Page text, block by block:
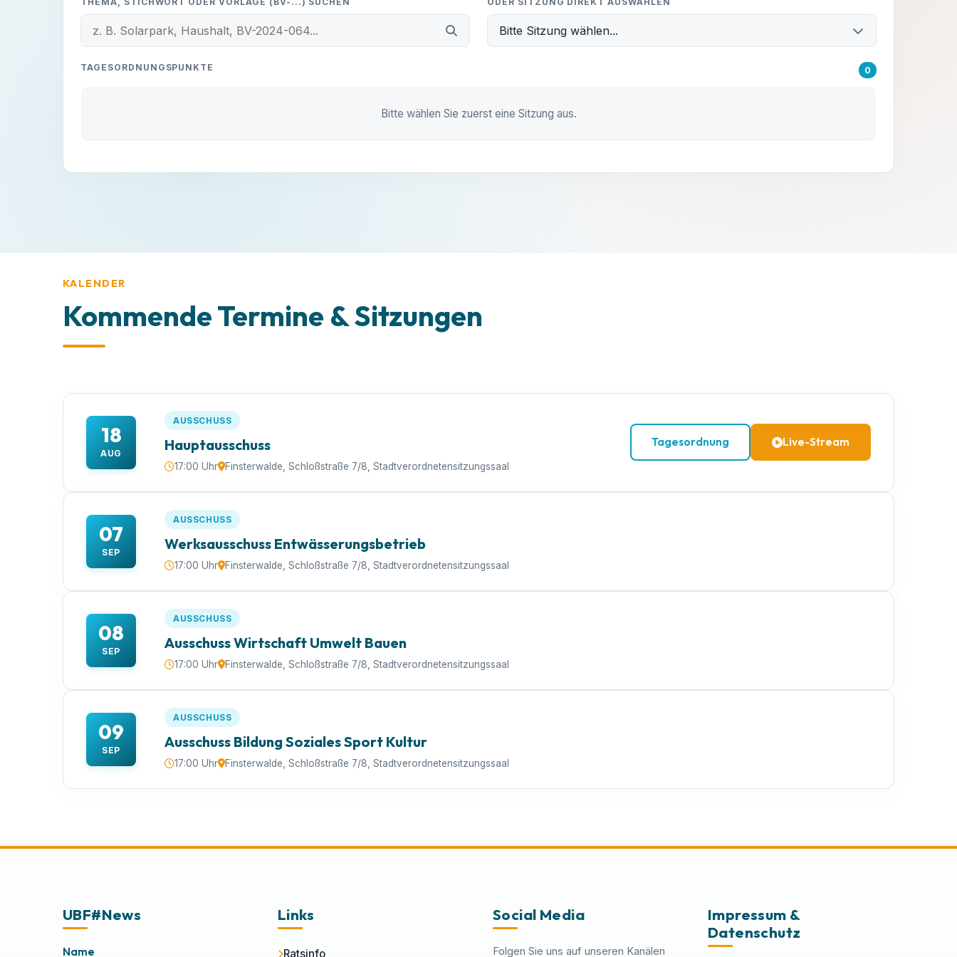
Bitte Sitzung wählen...
TAGESORDNUNGSPUNKTE 0
Bitte wählen Sie zuerst eine Sitzung aus.
KALENDER
Kommende Termine & Sitzungen
18
AUG
AUSSCHUSS
Hauptausschuss
17:00 Uhr Finsterwalde, Schloßstraße 7/8, Stadtverordnetensitzungssaal
Tagesordnung Live-Stream
07
SEP
AUSSCHUSS
Werksausschuss Entwässerungsbetrieb
17:00 Uhr Finsterwalde, Schloßstraße 7/8, Stadtverordnetensitzungssaal
08
SEP
AUSSCHUSS
Ausschuss Wirtschaft Umwelt Bauen
17:00 Uhr Finsterwalde, Schloßstraße 7/8, Stadtverordnetensitzungssaal
09
SEP
AUSSCHUSS
Ausschuss Bildung Soziales Sport Kultur
17:00 Uhr Finsterwalde, Schloßstraße 7/8, Stadtverordnetensitzungssaal
Beschreibung:
UBF#News
Name
Links
Ratsinfo
Social Media
Folgen Sie uns auf unseren Kanälen
Impressum &
Datenschutz
Problem melden willst – melde dich unkompliziert bei